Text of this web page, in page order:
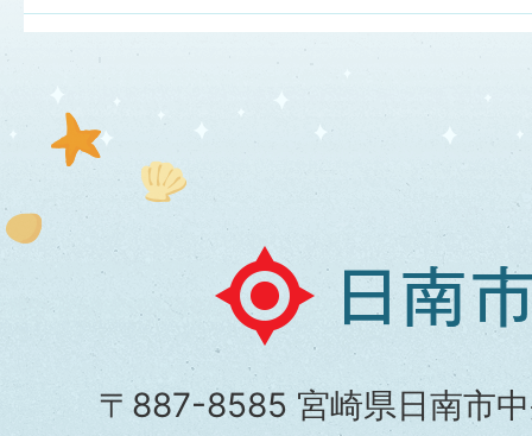
日
南
市
〒887-8585 宮崎県日南市